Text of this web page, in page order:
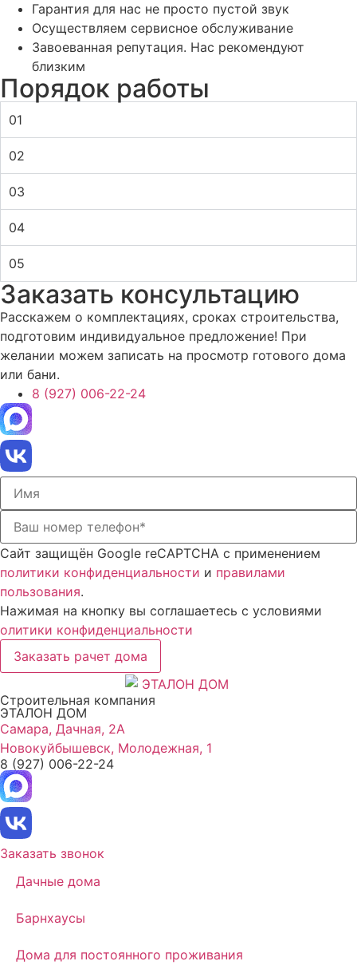
Гарантия для нас не просто пустой звук
Осуществляем сервисное обслуживание
Завоеванная репутация. Нас рекомендуют
близким
Порядок работы
01
02
03
04
05
Заказать консультацию
Расскажем о комплектациях, сроках строительства,
подготовим индивидуальное предложение! При
желании можем записать на просмотр готового дома
или бани.
8 (927) 006-22-24
Сайт защищён Google reCAPTCHA с применением
политики конфиденциальности и правилами
пользования.
Нажимая на кнопку вы соглашаетесь с условиями
олитики конфиденциальности
Заказать рачет дома
Строительная компания
ЭТАЛОН ДОМ
Самара, Дачная, 2А
Новокуйбышевск, Молодежная, 1
8 (927) 006-22-24
Заказать звонок
Дачные дома
Барнхаусы
Дома для постоянного проживания